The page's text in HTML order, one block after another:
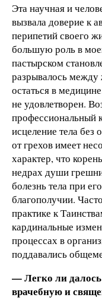
Эта научная и
вызвала доверие к
перипетий своего
большую роль в
пастырском
разрывалось
остаться в
не удовлетворен.
профессиональный
исцеление тела
от грехов имеет
характер, что
недрах души
болезнь тела при
благополучии.
практике к
кардинальные
процессах в
поддавались
— Легко ли
врачебную и